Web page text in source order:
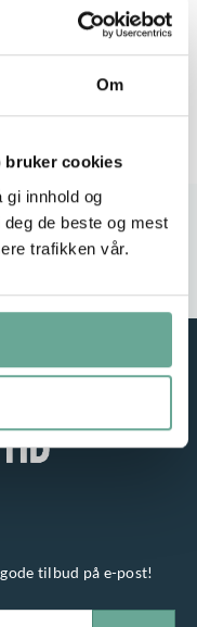
Om
bruker cookies
gi innhold og
de beste og mest
trafikken vår.
leveranse
tilbud på e-post!